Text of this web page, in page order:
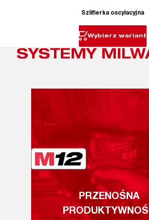
Szlifierka oscylacyjna
Wybierz wariant
SYSTEMY
PRZENOŚNA